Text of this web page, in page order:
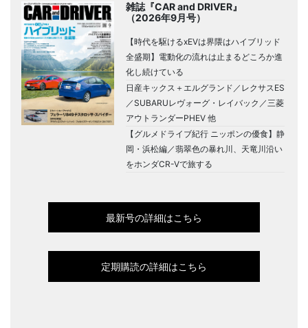
雑誌『CAR and DRIVER』
（2026年9月号）
【時代を駆けるxEVは界隈はハイブリッド
全盛期】電動化の流れは止まるどころか進
化し続けている
日産キックス＋エルグランド／レクサスES
／SUBARUレヴォーグ・レイバック／三菱
アウトランダーPHEV 他
【グルメドライブ紀行 ニッポンの優食】静
岡・浜松編／翡翠色の暴れ川、天竜川沿い
をホンダCR-Vで旅する
最新号の詳細はこちら
定期購読の詳細はこちら